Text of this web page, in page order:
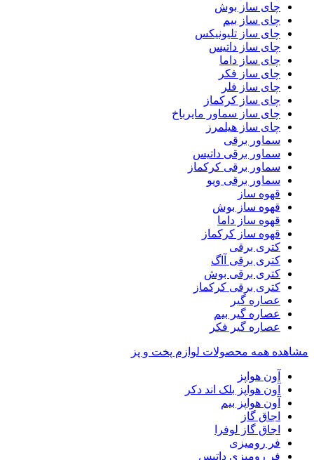
چای ساز بوش
چای ساز بیم
چای ساز تلیونیکس
چای ساز داتیس
چای ساز داما
چای ساز فکر
چای ساز فلر
چای ساز کرکماز
چای ساز سماور مایرباخ
چای ساز هیلمرز
سماور برقی
سماور برقی داتیس
سماور برقی کرکماز
سماور برقی ویو
قهوه ساز
قهوه ساز بوش
قهوه ساز داما
قهوه ساز کرکماز
کتری برقی
کتری برقی آاگ
کتری برقی بوش
کتری برقی کرکماز
عصاره گیر
عصاره گیر بیم
عصاره گیر فکر
مشاهده همه محصولات لوازم پخت و پز
آون هواپز
آون هواپز بلک اند دکر
آون هواپز بیم
اجاق گاز
اجاق گاز لوفرا
فر رومیزی
فر رومیزی داتیس